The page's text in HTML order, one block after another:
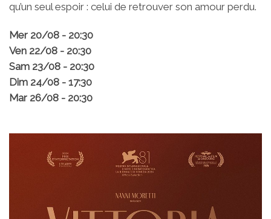
qu’un seul espoir : celui de retrouver son amour perdu.
Mer 20/08 - 20:30
Ven 22/08 - 20:30
Sam 23/08 - 20:30
Dim 24/08 - 17:30
Mar 26/08 - 20:30